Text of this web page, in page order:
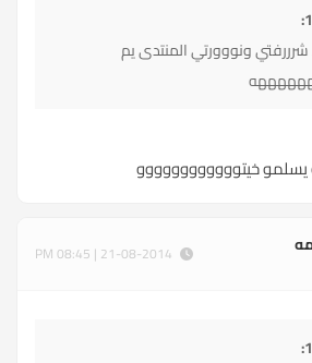
شرررفتي ونووورتي المنتدى يم
خيتوووووووووووو